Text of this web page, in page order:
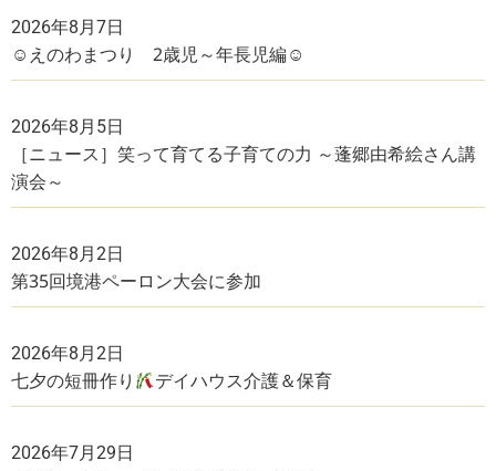
2026年8月7日
☺えのわまつり 2歳児～年長児編☺
2026年8月5日
［ニュース］笑って育てる子育ての力 ～蓬郷由希絵さん講
演会～
2026年8月2日
第35回境港ペーロン大会に参加
2026年8月2日
七夕の短冊作り デイハウス介護＆保育
2026年7月29日